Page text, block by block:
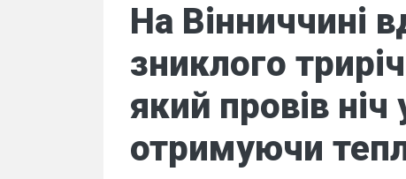
На Вінниччині
зниклого
який провів ніч
отримуючи